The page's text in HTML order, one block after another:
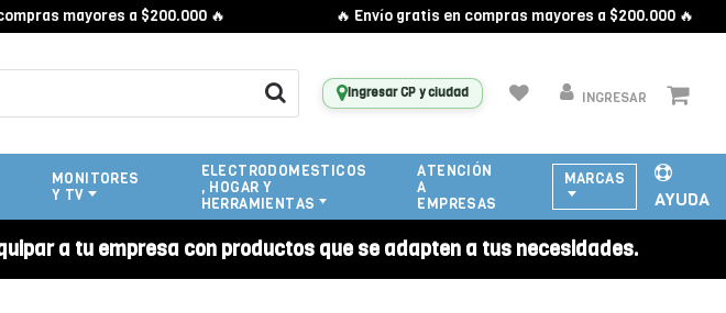
mayores a $200.000 🔥 🔥 Envío gratis en compras mayores a $200.000 🔥
Ingresar CP y ciudad INGRESAR
MONITORES
Y TV
ELECTRODOMESTICOS
, HOGAR Y
HERRAMIENTAS
ATENCIÓN
A
EMPRESAS
MARCAS
AYUDA
a tu empresa con productos que se adapten a tus necesidades.